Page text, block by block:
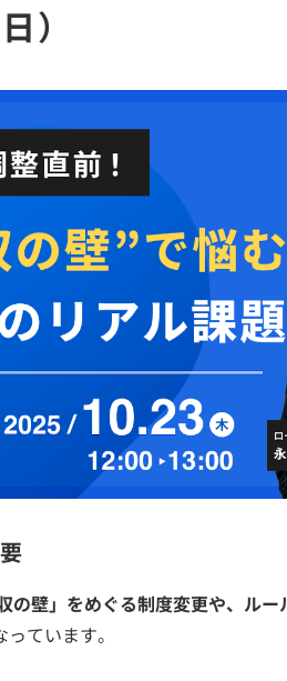
）
収の壁」をめぐる制度変更や、ル
ています。